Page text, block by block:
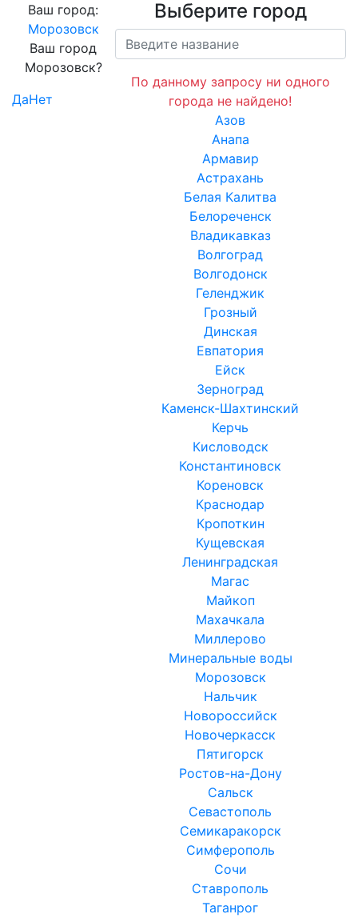
Ваш город:
Морозовск
Ваш город
Морозовск?
ДаНет
Выберите город
По данному запросу ни одного
города не найдено!
Азов
Анапа
Армавир
Астрахань
Белая Калитва
Белореченск
Владикавказ
Волгоград
Волгодонск
Геленджик
Грозный
Динская
Евпатория
Ейск
Зерноград
Каменск-Шахтинский
Керчь
Кисловодск
Константиновск
Кореновск
Краснодар
Кропоткин
Кущевская
Ленинградская
Магас
Майкоп
Махачкала
Миллерово
Минеральные воды
Морозовск
Нальчик
Новороссийск
Новочеркасск
Пятигорск
Ростов-на-Дону
Сальск
Севастополь
Семикаракорск
Симферополь
Сочи
Ставрополь
Таганрог